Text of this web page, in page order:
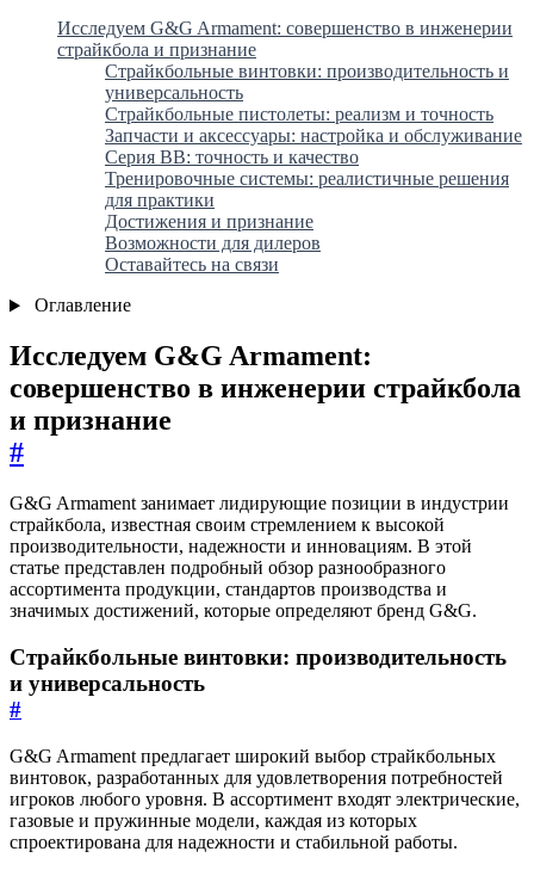
Исследуем G&G Armament: совершенство в инженерии
страйкбола и признание
Страйкбольные винтовки: производительность и
универсальность
Страйкбольные пистолеты: реализм и точность
Запчасти и аксессуары: настройка и обслуживание
Серия BB: точность и качество
Тренировочные системы: реалистичные решения
для практики
Достижения и признание
Возможности для дилеров
Оставайтесь на связи
Оглавление
Исследуем G&G Armament:
совершенство в инженерии страйкбола
и признание
#
G&G Armament занимает лидирующие позиции в индустрии
страйкбола, известная своим стремлением к высокой
производительности, надежности и инновациям. В этой
статье представлен подробный обзор разнообразного
ассортимента продукции, стандартов производства и
значимых достижений, которые определяют бренд G&G.
Страйкбольные винтовки: производительность
и универсальность
#
G&G Armament предлагает широкий выбор страйкбольных
винтовок, разработанных для удовлетворения потребностей
игроков любого уровня. В ассортимент входят электрические,
газовые и пружинные модели, каждая из которых
спроектирована для надежности и стабильной работы.